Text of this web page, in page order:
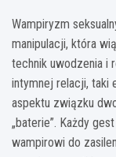
Wampiryzm
manipulacji, która
technik uwodzenia i
intymnej relacji, taki
aspektu związku
„baterie”. Każdy
wampirowi do